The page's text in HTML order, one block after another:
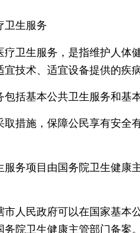
生服务
生服务，是指维护人体健
技术、适宜设备提供的疾
基本公共卫生服务和基
施，保障公民享有安全有
项目由国务院卫生健康
民政府可以在国家基本
院卫生健康主管部门备案。